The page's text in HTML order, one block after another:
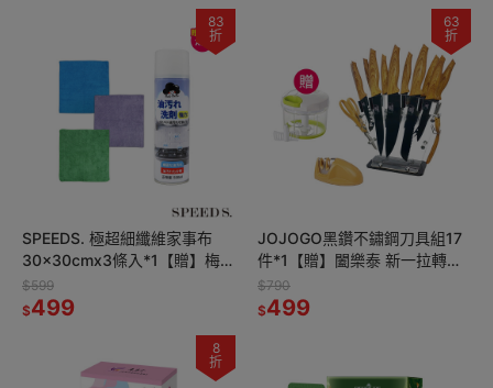
83
折
SPEEDS. 極超細纖維家事布
30x30cmx3條入*1【贈】梅歐
媽媽 廚房泡沫油汙清潔劑
500ml*2
$599
$499
63
折
JOJOGO黑鑽不鏽鋼刀具組17
件*1【贈】闔樂泰 新一拉轉切
碎攪拌器900ml綠色*1
$790
$499
8
折